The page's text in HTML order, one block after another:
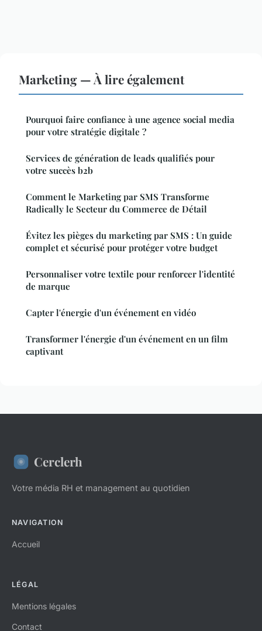
Marketing — À lire également
Pourquoi faire confiance à une agence social media
pour votre stratégie digitale ?
Services de génération de leads qualifiés pour
votre succès b2b
Comment le Marketing par SMS Transforme
Radically le Secteur du Commerce de Détail
Évitez les pièges du marketing par SMS : Un guide
complet et sécurisé pour protéger votre budget
Personnaliser votre textile pour renforcer l'identité
de marque
Capter l'énergie d'un événement en vidéo
Transformer l'énergie d'un événement en un film
captivant
Cerclerh
Votre média RH et management au quotidien
NAVIGATION
Accueil
LÉGAL
Mentions légales
Contact